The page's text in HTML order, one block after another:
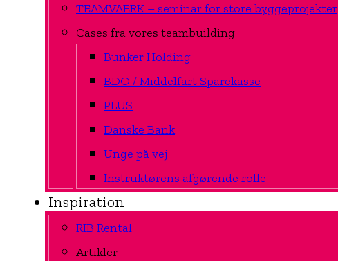
TEAMVAERK – seminar for store byggeprojekter
Cases fra vores teambuilding
Bunker Holding
BDO / Middelfart Sparekasse
PLUS
Danske Bank
Unge på vej
Instruktørens afgørende rolle
Inspiration
RIB Rental
Artikler